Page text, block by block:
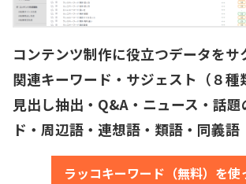
コンテンツ制作に役立つデータをサ
関連キーワード・サジェスト（８種
見出し抽出・Q&A・ニュース・話
ド・周辺語・連想語・類語・同義語
ラッコキーワード（無料）を使